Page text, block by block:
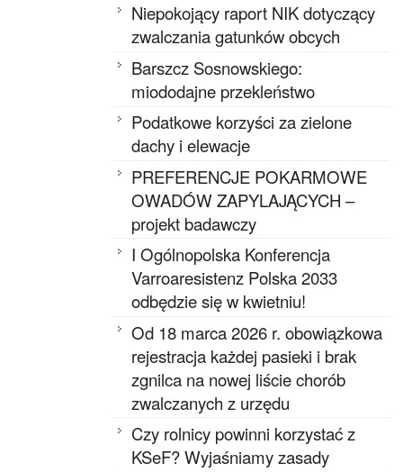
Niepokojący raport NIK dotyczący
zwalczania gatunków obcych
Barszcz Sosnowskiego:
miododajne przekleństwo
Podatkowe korzyści za zielone
dachy i elewacje
PREFERENCJE POKARMOWE
OWADÓW ZAPYLAJĄCYCH –
projekt badawczy
I Ogólnopolska Konferencja
Varroaresistenz Polska 2033
odbędzie się w kwietniu!
Od 18 marca 2026 r. obowiązkowa
rejestracja każdej pasieki i brak
zgnilca na nowej liście chorób
zwalczanych z urzędu
Czy rolnicy powinni korzystać z
KSeF? Wyjaśniamy zasady